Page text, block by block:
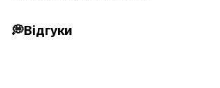
💭Відгуки